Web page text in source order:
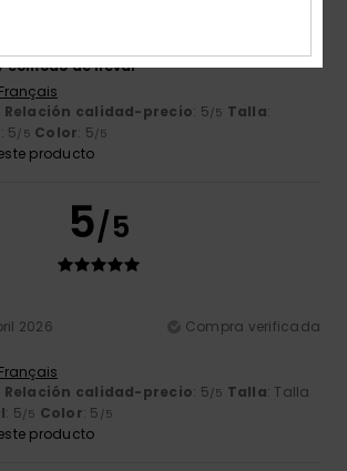
cómodo de llevar
Relación calidad-precio: 5/5 Talla:
: 5/5 Color: 5/5
producto
5/5
2026
Compra verificada
Relación calidad-precio: 5/5 Talla: Talla
: 5/5 Color: 5 /5
producto